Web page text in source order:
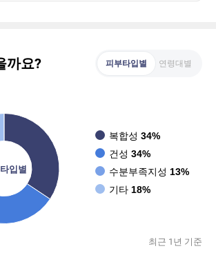
까요? 피부타입별 연령대별
입별
복합성 34%
건성 34%
수분부족지성 13%
기타 18%
최근 1년 기준